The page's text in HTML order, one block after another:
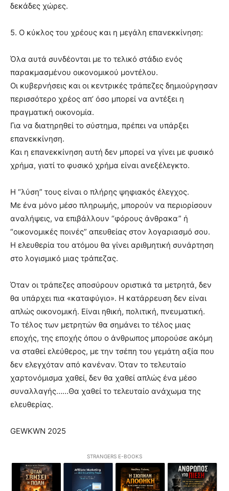
δεκάδες χώρες.
5. Ο κύκλος του χρέους και η μεγάλη επανεκκίνηση:
Όλα αυτά συνδέονται με το τελικό στάδιο ενός
παρακμασμένου οικονομικού μοντέλου.
Οι κυβερνήσεις και οι κεντρικές τράπεζες δημιούργησαν
περισσότερο χρέος απ’ όσο μπορεί να αντέξει η
πραγματική οικονομία.
Για να διατηρηθεί το σύστημα, πρέπει να υπάρξει
επανεκκίνηση.
Και η επανεκκίνηση αυτή δεν μπορεί να γίνει με φυσικό
χρήμα, γιατί το φυσικό χρήμα είναι ανεξέλεγκτο.
Η “λύση” τους είναι ο πλήρης ψηφιακός έλεγχος.
Με ένα μόνο μέσο πληρωμής, μπορούν να περιορίσουν
αναλήψεις, να επιβάλλουν “φόρους άνθρακα” ή
“οικονομικές ποινές” απευθείας στον λογαριασμό σου.
Η ελευθερία του ατόμου θα γίνει αριθμητική συνάρτηση
στο λογισμικό μιας τράπεζας.
Όταν οι τράπεζες αποσύρουν οριστικά τα μετρητά, δεν
θα υπάρχει πια «καταφύγιο». Η κατάρρευση δεν είναι
απλώς οικονομική. Είναι ηθική, πολιτική, πνευματική.
Το τέλος των μετρητών θα σημάνει το τέλος μιας
εποχής, της εποχής όπου ο άνθρωπος μπορούσε ακόμη
να σταθεί ελεύθερος, με την τσέπη του γεμάτη αξία που
δεν ελεγχόταν από κανέναν. Όταν το τελευταίο
χαρτονόμισμα χαθεί, δεν θα χαθεί απλώς ένα μέσο
συναλλαγής……Θα χαθεί το τελευταίο ανάχωμα της
ελευθερίας.
GEWKWN 2025
STRANGERS E-BOOKS